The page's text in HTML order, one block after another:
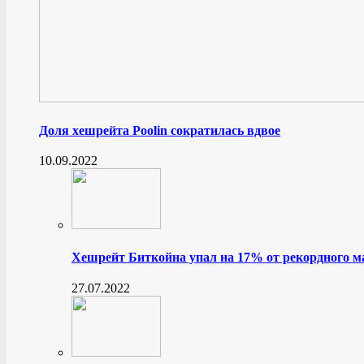
Доля хешрейта Poolin сократилась вдвое
10.09.2022
Хешрейт Биткойна упал на 17% от рекордного
27.07.2022